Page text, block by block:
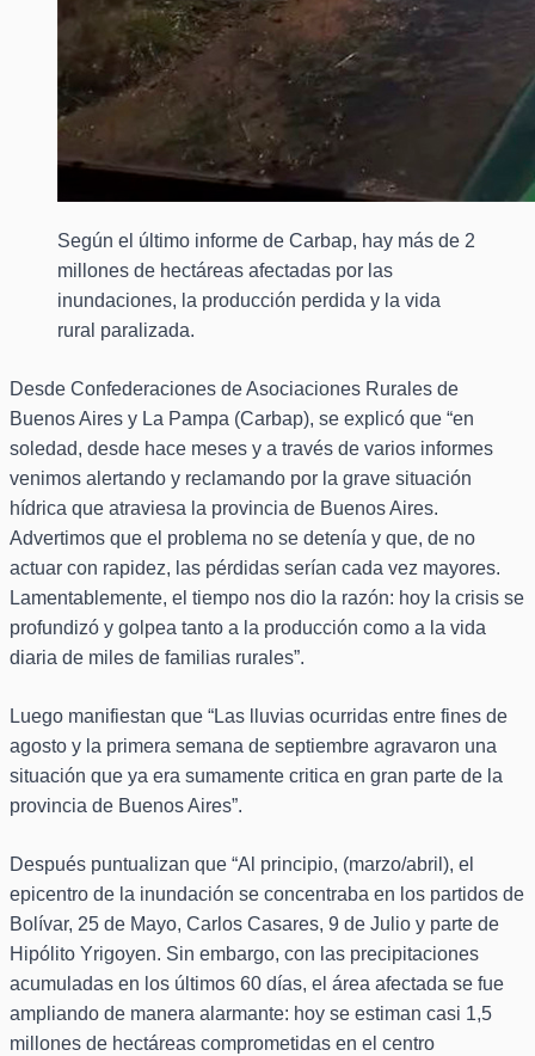
Según el último informe de Carbap, hay más de 2
millones de hectáreas afectadas por las
inundaciones, la producción perdida y la vida
rural paralizada.
Desde Confederaciones de Asociaciones Rurales de
Buenos Aires y La Pampa (Carbap), se explicó que “en
soledad, desde hace meses y a través de varios informes
venimos alertando y reclamando por la grave situación
hídrica que atraviesa la provincia de Buenos Aires.
Advertimos que el problema no se detenía y que, de no
actuar con rapidez, las pérdidas serían cada vez mayores.
Lamentablemente, el tiempo nos dio la razón: hoy la crisis se
profundizó y golpea tanto a la producción como a la vida
diaria de miles de familias rurales”.
Luego manifiestan que “Las lluvias ocurridas entre fines de
agosto y la primera semana de septiembre agravaron una
situación que ya era sumamente critica en gran parte de la
provincia de Buenos Aires”.
Después puntualizan que “Al principio, (marzo/abril), el
epicentro de la inundación se concentraba en los partidos de
Bolívar, 25 de Mayo, Carlos Casares, 9 de Julio y parte de
Hipólito Yrigoyen. Sin embargo, con las precipitaciones
acumuladas en los últimos 60 días, el área afectada se fue
ampliando de manera alarmante: hoy se estiman casi 1,5
millones de hectáreas comprometidas en el centro